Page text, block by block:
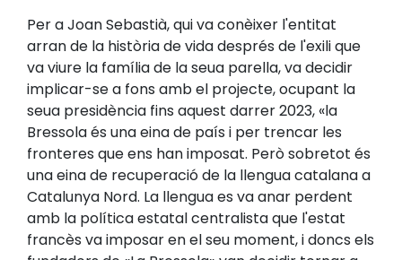
Per a Joan Sebastià, qui va conèixer l'entitat
arran de la història de vida després de l'exili que
va viure la família de la seua parella, va decidir
implicar-se a fons amb el projecte, ocupant la
seua presidència fins aquest darrer 2023, «la
Bressola és una eina de país i per trencar les
fronteres que ens han imposat. Però sobretot és
una eina de recuperació de la llengua catalana a
Catalunya Nord. La llengua es va anar perdent
amb la política estatal centralista que l'estat
francès va imposar en el seu moment, i doncs els